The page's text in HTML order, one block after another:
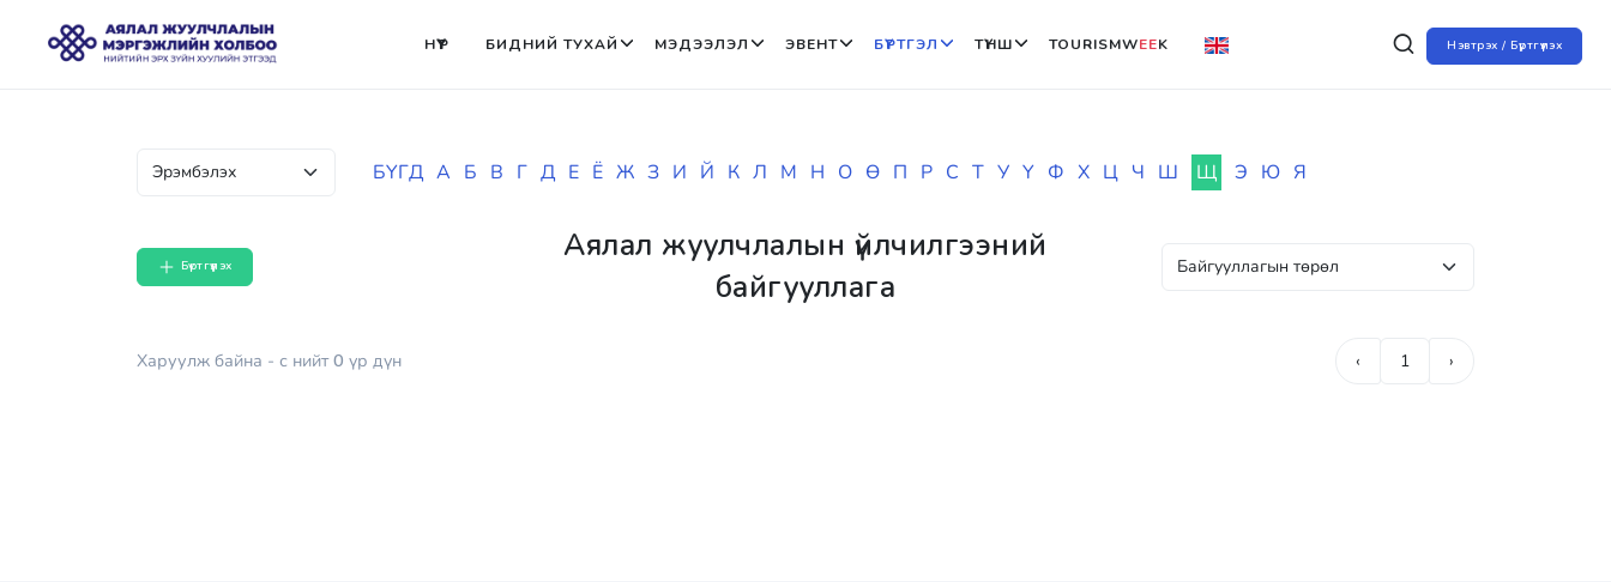
Нэвтрэх / Бүртгүүлэх
НҮҮР БИДНИЙ ТУХАЙ МЭДЭЭЛЭЛ ЭВЕНТ БҮРТГЭЛ ТҮНШ TOURISMWEEK
БҮГД А Б В Г Д Е Ё Ж З И Й К Л М Н О Ө П Р С Т У Ү Ф Х Ц Ч Ш Щ Э Ю Я
Бүртгүүлэх
Аялал жуулчлалын үйлчилгээний
байгууллага
Харуулж байна - с нийт0 үр дүн ‹ 1 ›